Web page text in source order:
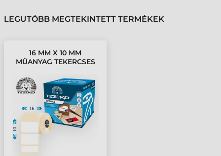
LEGUTÓBB MEGTEKINTETT TERMÉKEK
16 MM X 10 MM
MŰANYAG TEKERCSES
5000 CÍMKE/TEKERCS )